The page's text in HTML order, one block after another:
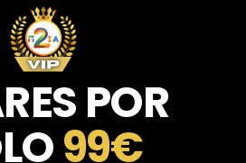
Entrega súper rápida, embalaje
los calcetines contentísima. Sin duda
Morales POR
99€